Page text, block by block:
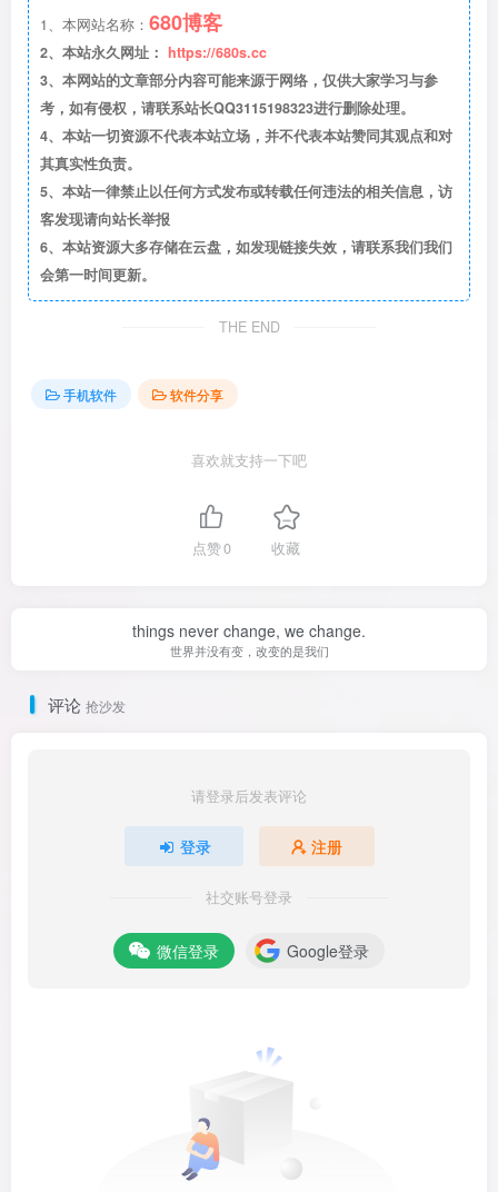
1、本网站名称： 680博客
2、本站永久网址： https://680s.cc
3、本网站的文章部分内容可能来源于网络，仅供大家学习与参
考，如有侵权，请联系站长QQ3115198323进行删除处理。
4、本站一切资源不代表本站立场，并不代表本站赞同其观点和对
其真实性负责。
5、本站一律禁止以任何方式发布或转载任何违法的相关信息，访
客发现请向站长举报
6、本站资源大多存储在云盘，如发现链接失效，请联系我们我们
会第一时间更新。
THE END
手机软件 软件分享
喜欢就支持一下吧
点赞0 收藏
things never change, we change.
世界并没有变，改变的是我们
评论 抢沙发
请登录后发表评论
登录 注册
社交账号登录
微信登录 Google登录